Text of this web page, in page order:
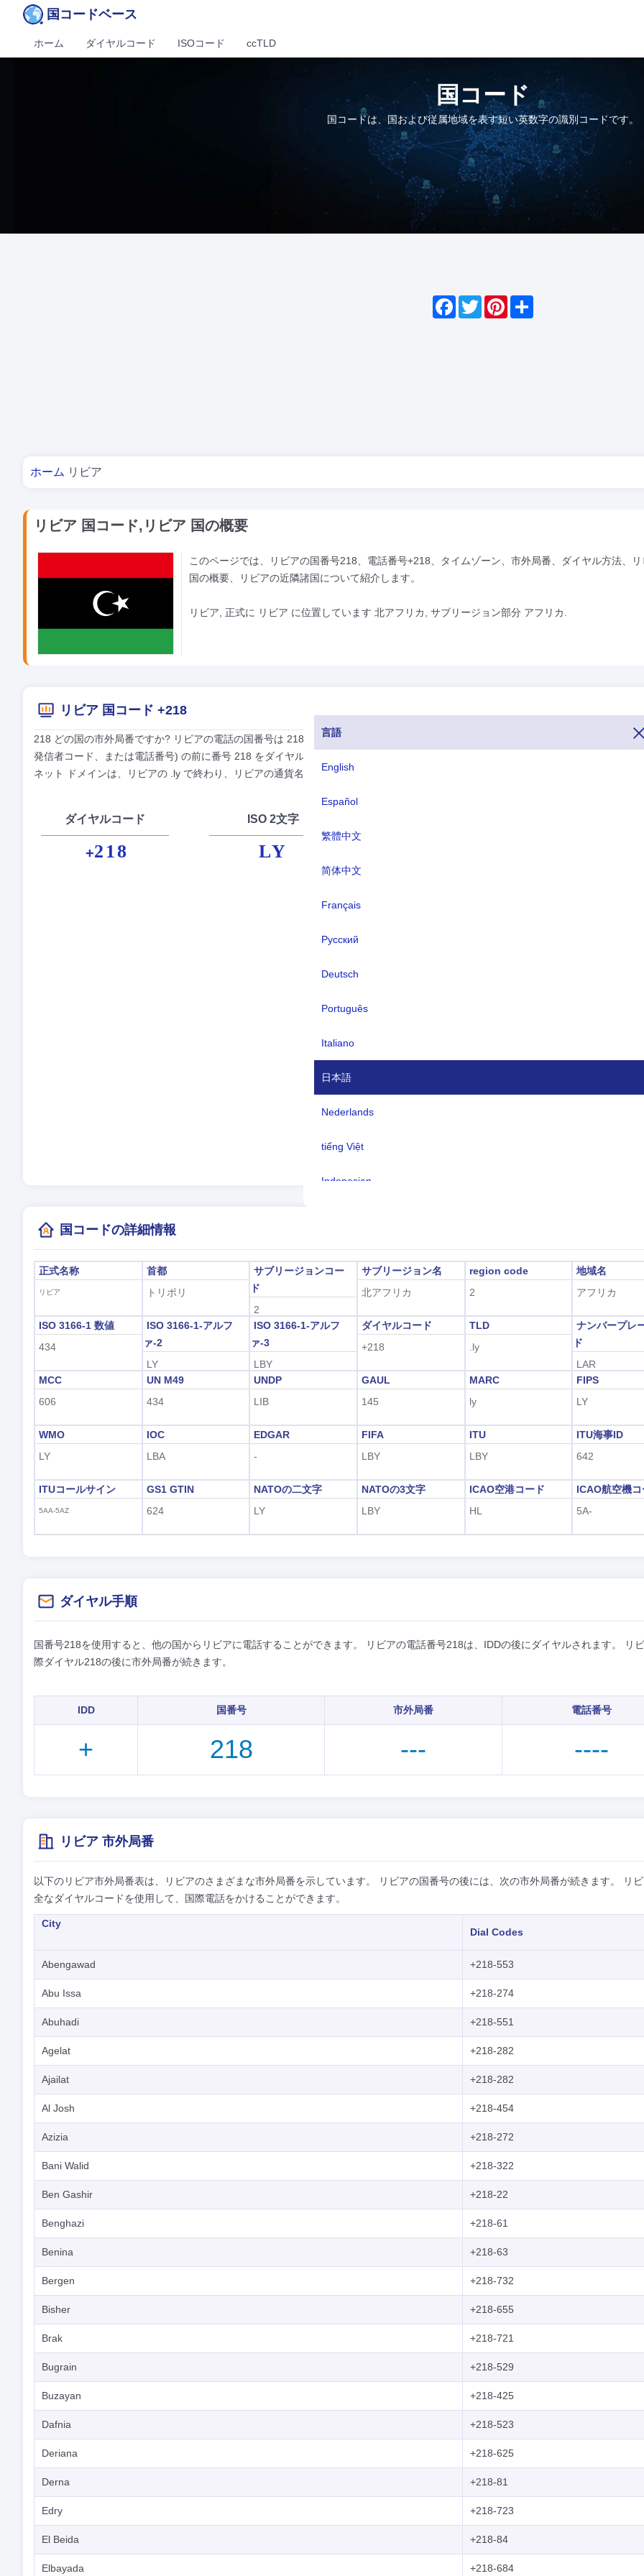
国コードベース
言語
English
Español
繁體中文
简体中文
Français
Русский
Deutsch
Português
Italiano
日本語
Nederlands
tiếng Việt
Indonesian
हिंदी
ホーム ダイヤルコード ISOコード ccTLD
国コード
国コードは、国および従属地域を表す短い英数字の識別コードです。
Facebook
Twitter
Pinterest
Share
あなたはここにいる
ホーム リビア
リビア 国コード,リビア 国の概要
このページでは、リビアの国番号218、電話番号+218、タイムゾーン、市外局番、ダイヤル方法、
国の概要、リビアの近隣諸国について紹介します。
リビア, 正式に リビア に位置しています 北アフリカ, サブリージョン部分 アフリカ.
リビア 国コード +218
218 どの国の市外局番ですか? リビアの電話の国番号は 218 です。 他の国からリビアに電話したい場合は、電話番号全体 (ダイヤル コ
発信者コード、または電話番号) の前に番号 218 をダイヤルしてください。 リビアのトップ レベル ドメイン、TLD、または国固有の
ネット ドメインは、リビアの .ly で終わり、リビアの通貨名はリビアディナール(LYD) です。
ダイヤルコード
+218
ISO 2文字
LY
正式名称:
タイムゾーン:
(トリポリ)
国コードの詳細情報
正式名称
リビア
首都
トリポリ
サブリージョンコー
ド
2
サブリージョン名
北アフリカ
region code
2
地域名
アフリカ
ISO 3166-1 数値
434
ISO 3166-1-アルフ
ァ-2
LY
ISO 3166-1-アルフ
ァ-3
LBY
ダイヤルコード
+218
TLD
.ly
ナンバープレ
ド
LAR
MCC
606
UN M49
434
UNDP
LIB
GAUL
145
MARC
ly
FIPS
LY
WMO
LY
IOC
LBA
EDGAR
-
FIFA
LBY
ITU
LBY
ITU海事ID
642
ITUコールサイン
5AA-5AZ
GS1 GTIN
624
NATOの二文字
LY
NATOの3文字
LBY
ICAO空港コード
HL
ICAO航空機コ
5A-
ダイヤル手順
国番号218を使用すると、他の国からリビアに電話することができます。 リビアの電話番号218は、IDDの後にダイヤルされます。 リ
際ダイヤル218の後に市外局番が続きます。
IDD 国番号 市外局番 電話番号
+ 218 --- ----
リビア 市外局番
以下のリビア市外局番表は、リビアのさまざまな市外局番を示しています。 リビアの国番号の後には、次の市外局番が続きます。 リ
全なダイヤルコードを使用して、国際電話をかけることができます。
City
Dial Codes
Abengawad +218-553
Abu Issa +218-274
Abuhadi +218-551
Agelat +218-282
Ajailat +218-282
Al Josh +218-454
Azizia +218-272
Bani Walid +218-322
Ben Gashir +218-22
Benghazi +218-61
Benina +218-63
Bergen +218-732
Bisher +218-655
Brak +218-721
Bugrain +218-529
Buzayan +218-425
Dafnia +218-523
Deriana +218-625
Derna +218-81
Edry +218-723
El Beida +218-84
Elbayada +218-684